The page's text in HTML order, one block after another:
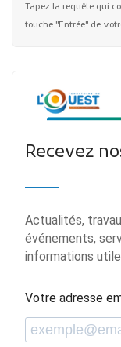
Tapez la requête qui
touche "Entrée" de
Recevez
Actualités,
événements,
informations
Votre adresse